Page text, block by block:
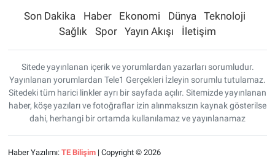
Son Dakika Haber Ekonomi Dünya
Teknoloji
Sağlık
Spor Yayın Akışı İletişim
Sitede yayınlanan içerik ve yorumlardan yazarları sorumludur.
Yayınlanan yorumlardan Tele1 Gerçekleri İzleyin sorumlu tutulamaz.
Sitedeki tüm harici linkler ayrı bir sayfada açılır. Sitemizde yayınlanan
haber, köşe yazıları ve fotoğraflar izin alınmaksızın kaynak gösterilse
dahi, herhangi bir ortamda kullanılamaz ve yayınlanamaz
Haber Yazılımı: TE Bilişim| Copyright © 2026